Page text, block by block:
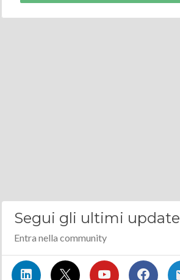
Segui gli ultimi update
Entra nella community